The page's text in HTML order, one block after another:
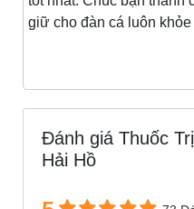
giữ cho đàn cá luôn khỏe
Đánh giá Thuốc
Hải Hồ